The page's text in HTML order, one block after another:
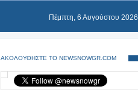
Πέμπτη, 6 Αυγούστου 2026
ΑΚΟΛΟΥΘΗΣΤΕ ΤΟ NEWSNOWGR.COM